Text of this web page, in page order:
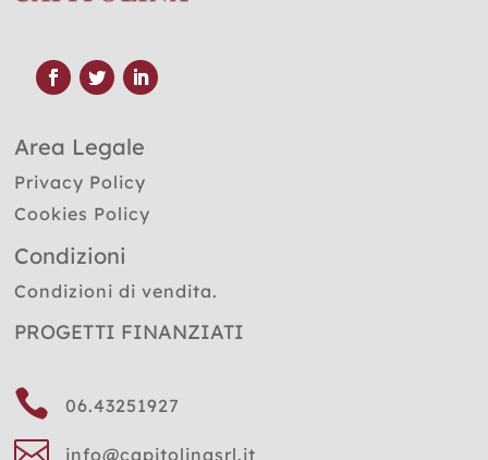
Area Legale
Privacy Policy
Cookies Policy
Condizioni
Condizioni di vendita.
PROGETTI FINANZIATI
 06.43251927
 info@capitolinasrl.it